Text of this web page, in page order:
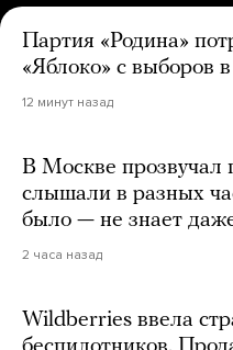
Партия «Родина»
«Яблоко» с выборов
12 минут назад
В Москве прозвучал
слышали в разных
было — не знает
2 часа назад
Wildberries ввела